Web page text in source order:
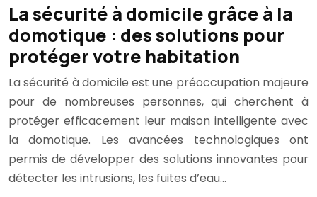
La sécurité à domicile grâce à la
domotique : des solutions pour
protéger votre habitation
La sécurité à domicile est une préoccupation majeure
pour de nombreuses personnes, qui cherchent à
protéger efficacement leur maison intelligente avec
la domotique. Les avancées technologiques ont
permis de développer des solutions innovantes pour
détecter les intrusions, les fuites d’eau…